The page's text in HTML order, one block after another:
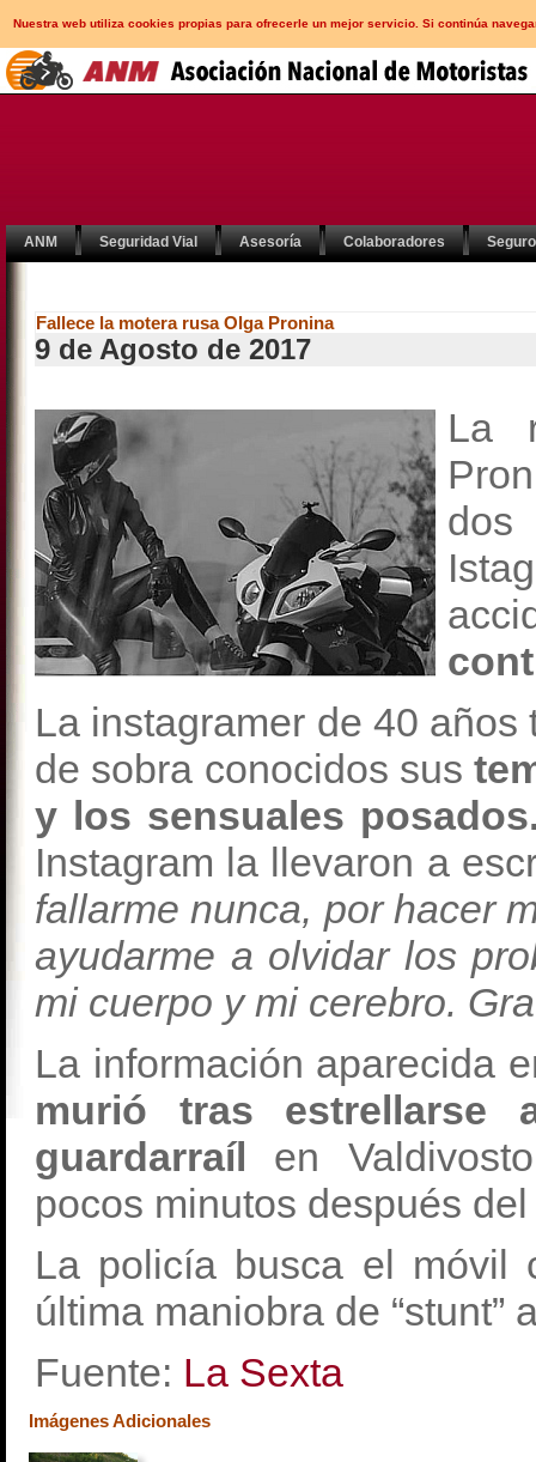
Nuestra web utiliza cookies propias para ofrecerle un mejor servicio. Si continúa
ANM Seguridad Vial Asesoría Colaboradores
Fallece la motera rusa Olga Pronina
9 de Agosto de 2017
La
dos
La instagramer de 40
de sobra conocidos sus
y los sensuales
Instagram la llevaron a
fallarme nunca, por hacer
ayudarme a olvidar los
mi cuerpo y mi cerebro.
La información aparecida
murió tras estrellarse
guardarraíl en
pocos minutos después
La policía busca el móvil
última maniobra de “stunt”
Fuente: La Sexta
Imágenes Adicionales